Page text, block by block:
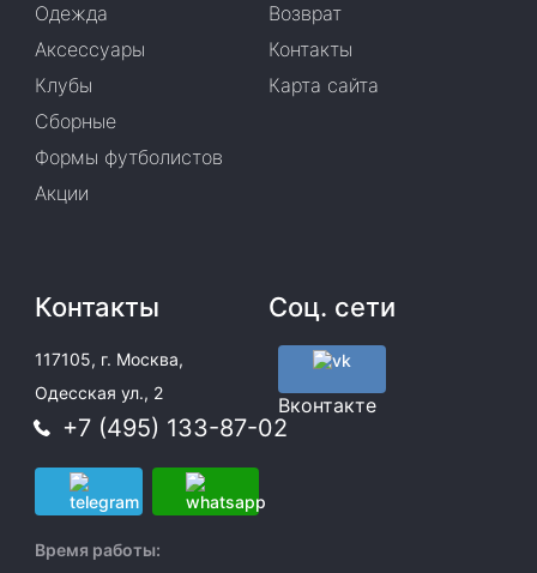
Одежда
Аксессуары
Клубы
Сборные
Формы футболистов
Акции
Возврат
Контакты
Карта сайта
Контакты
117105, г. Москва,
Одесская ул., 2
+7 (495) 133-87-02
Время работы:
Соц. сети
Вконтакте